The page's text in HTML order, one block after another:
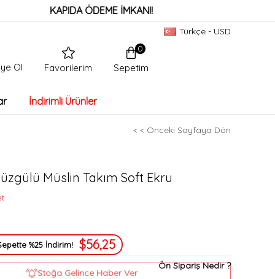
KAPIDA ÖDEME İMKANI!
Türkçe - USD
Sepetim
0
Favorilerim
Ol
İndirimli Ürünler
< < Önceki Sayfaya Dön
Müslin Takım Soft Ekru
%25 İndirim! $56,25
Ön Sipariş Nedir ?
Stoğa Gelince Haber Ver